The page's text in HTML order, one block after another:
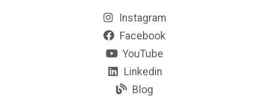
Instagram
Facebook
YouTube
Linkedin
Blog